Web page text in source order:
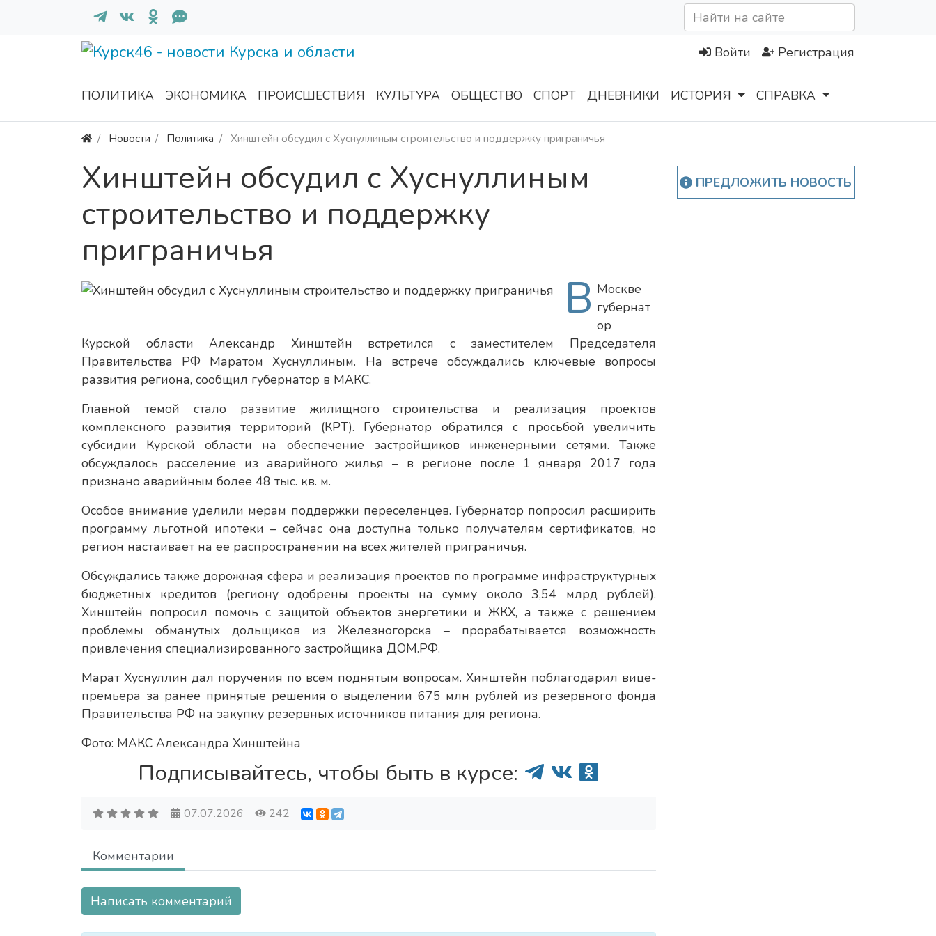
Войти Регистрация
ПОЛИТИКА ЭКОНОМИКА ПРОИСШЕСТВИЯ КУЛЬТУРА ОБЩЕСТВО СПОРТ ДНЕВНИКИ ИСТОРИЯ СПРАВКА
Новости Политика Хинштейн обсудил с Хуснуллиным строительство и поддержку приграничья
Хинштейн обсудил с Хуснуллиным
строительство и поддержку
приграничья
В Москве
губернат
ор
Курской области Александр Хинштейн встретился с заместителем Председателя
Правительства РФ Маратом Хуснуллиным. На встрече обсуждались ключевые вопросы
развития региона, сообщил губернатор в МАКС.
Главной темой стало развитие жилищного строительства и реализация проектов
комплексного развития территорий (КРТ). Губернатор обратился с просьбой увеличить
субсидии Курской области на обеспечение застройщиков инженерными сетями. Также
обсуждалось расселение из аварийного жилья – в регионе после 1 января 2017 года
признано аварийным более 48 тыс. кв. м.
Особое внимание уделили мерам поддержки переселенцев. Губернатор попросил расширить
программу льготной ипотеки – сейчас она доступна только получателям сертификатов, но
регион настаивает на ее распространении на всех жителей приграничья.
Обсуждались также дорожная сфера и реализация проектов по программе инфраструктурных
бюджетных кредитов (региону одобрены проекты на сумму около 3,54 млрд рублей).
Хинштейн попросил помочь с защитой объектов энергетики и ЖКХ, а также с решением
проблемы обманутых дольщиков из Железногорска – прорабатывается возможность
привлечения специализированного застройщика ДОМ.РФ.
Марат Хуснуллин дал поручения по всем поднятым вопросам. Хинштейн поблагодарил вице-
премьера за ранее принятые решения о выделении 675 млн рублей из резервного фонда
Правительства РФ на закупку резервных источников питания для региона.
Фото: МАКС Александра Хинштейна
Подписывайтесь, чтобы быть в курсе:
07.07.2026 242
Комментарии
Написать комментарий
ПРЕДЛОЖИТЬ НОВОСТЬ